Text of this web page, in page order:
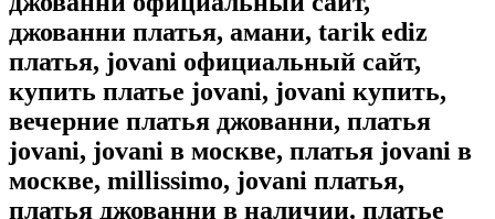
джованни платья, амани, tarik ediz
платья, jovani официальный сайт,
купить платье jovani, jovani купить,
вечерние платья джованни, платья
jovani, jovani в москве, платья jovani в
москве, millissimo, jovani платья,
платья джованни в наличии. платье